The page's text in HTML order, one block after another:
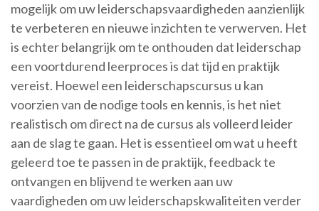
mogelijk om uw leiderschapsvaardigheden aanzienlijk
te verbeteren en nieuwe inzichten te verwerven. Het
is echter belangrijk om te onthouden dat leiderschap
een voortdurend leerproces is dat tijd en praktijk
vereist. Hoewel een leiderschapscursus u kan
voorzien van de nodige tools en kennis, is het niet
realistisch om direct na de cursus als volleerd leider
aan de slag te gaan. Het is essentieel om wat u heeft
geleerd toe te passen in de praktijk, feedback te
ontvangen en blijvend te werken aan uw
vaardigheden om uw leiderschapskwaliteiten verder